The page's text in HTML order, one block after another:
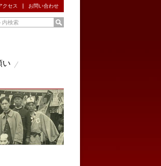
クセス お問い合わせ
い